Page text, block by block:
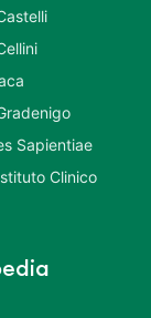
Sapientiae
Clinico